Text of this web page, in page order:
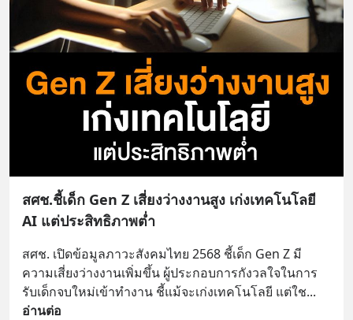
สศช.ชี้เด็ก Gen Z เสี่ยงว่างงานสูง เก่งเทคโนโลยี
AI แต่ประสิทธิภาพต่ำ
สศช. เปิดข้อมูลภาวะสังคมไทย 2568 ชี้เด็ก Gen Z มี
ความเสี่ยงว่างงานเพิ่มขึ้น ผู้ประกอบการกังวลใจในการ
รับเด็กจบใหม่เข้าทำงาน ชี้แม้จะเก่งเทคโนโลยี แต่ใช
อ่านต่อ